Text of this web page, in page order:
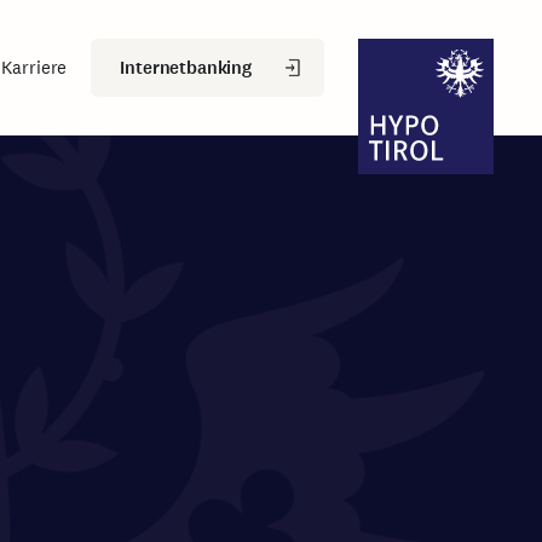
Karriere Internetbanking